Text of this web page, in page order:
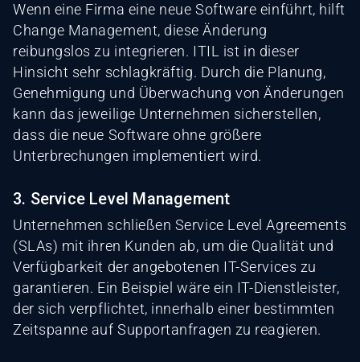
Wenn eine Firma eine neue Software einführt, hilft
Change Management, diese Änderung
reibungslos zu integrieren. ITIL ist in dieser
Hinsicht sehr schlagkräftig. Durch die Planung,
Genehmigung und Überwachung von Änderungen
kann das jeweilige Unternehmen sicherstellen,
dass die neue Software ohne größere
Unterbrechungen implementiert wird.
3. Service Level Management
Unternehmen schließen Service Level Agreements
(SLAs) mit ihren Kunden ab, um die Qualität und
Verfügbarkeit der angebotenen IT-Services zu
garantieren. Ein Beispiel wäre ein IT-Dienstleister,
der sich verpflichtet, innerhalb einer bestimmten
Zeitspanne auf Supportanfragen zu reagieren.